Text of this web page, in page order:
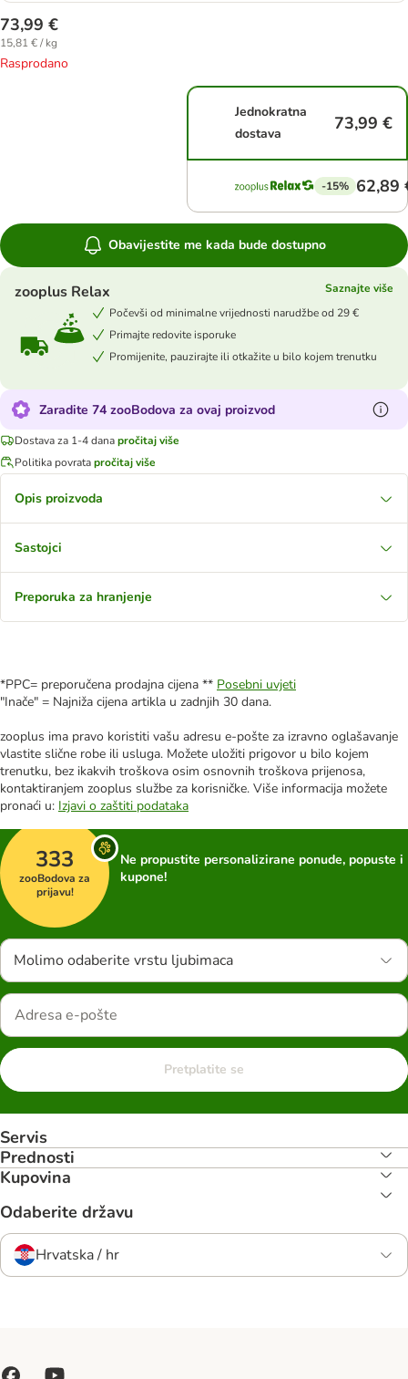
73,99 €
15,81 € / kg
Rasprodano
Jednokratna
dostava
73,99 €
-15% 62,89
Obavijestite me kada bude dostupno
zooplus Relax
Saznajte više
Počevši od minimalne vrijednosti narudžbe od 29 €
Primajte redovite isporuke
Promijenite, pauzirajte ili otkažite u bilo kojem trenutku
Zaradite 74 zooBodova za ovaj proizvod
Dostava za 1-4 danapročitaj više
Politika povratapročitaj više
Opis proizvoda
Sastojci
Preporuka za hranjenje
*PPC= preporučena prodajna cijena ** Posebni uvjeti
"Inače" = Najniža cijena artikla u zadnjih 30 dana.
zooplus ima pravo koristiti vašu adresu e-pošte za izravno oglašavanje
vlastite slične robe ili usluga. Možete uložiti prigovor u bilo kojem
trenutku, bez ikakvih troškova osim osnovnih troškova prijenosa,
kontaktiranjem zooplus službe za korisničke. Više informacija možete
pronaći u: Izjavi o zaštiti podataka
333
zooBodova za
prijavu!
Ne propustite personalizirane ponude, popuste i
kupone!
Molimo odaberite vrstu ljubimaca
Pretplatite se
Servis
Prednosti
Kupovina
Odaberite državu
Hrvatska / hr